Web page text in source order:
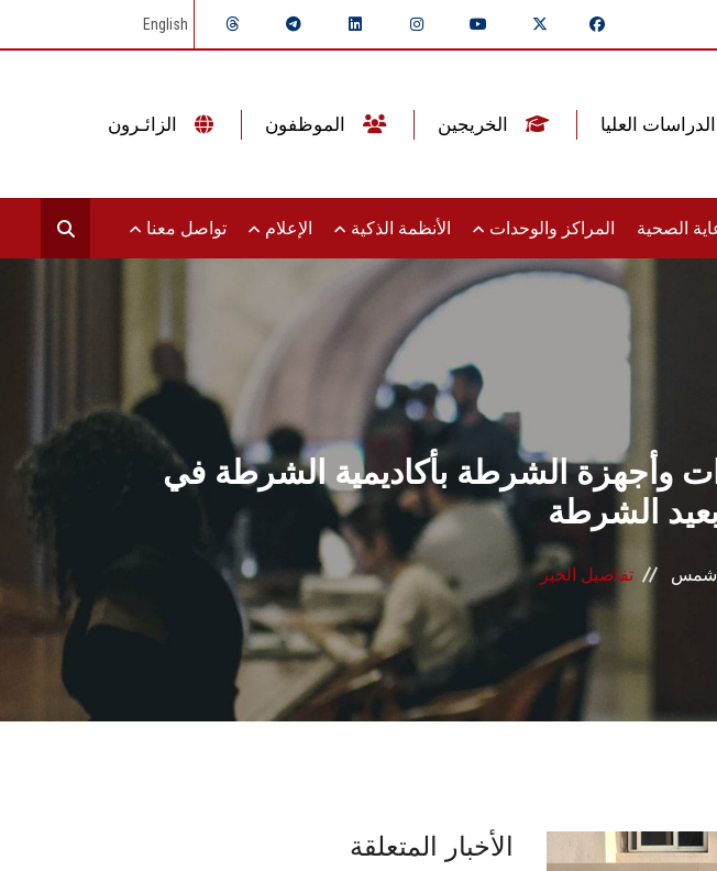
English
الصحية المراكز والوحدات الأنظمة الذكية الإعلام تواصل معنا
الشرطة بأكاديمية الشرطة في
بعيد الشرطة
شمس تفاصيل الخبر
الأخبار المتعلقة